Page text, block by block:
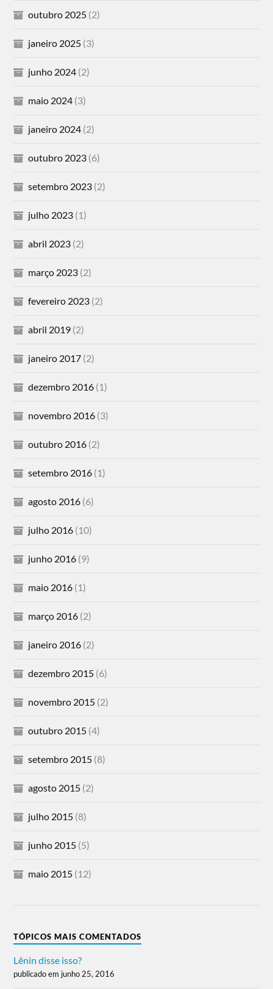
outubro 2025 (2)
janeiro 2025 (3)
junho 2024 (2)
maio 2024 (3)
janeiro 2024 (2)
outubro 2023 (6)
setembro 2023 (2)
julho 2023 (1)
abril 2023 (2)
março 2023 (2)
fevereiro 2023 (2)
abril 2019 (2)
janeiro 2017 (2)
dezembro 2016 (1)
novembro 2016 (3)
outubro 2016 (2)
setembro 2016 (1)
agosto 2016 (6)
julho 2016 (10)
junho 2016 (9)
maio 2016 (1)
março 2016 (2)
janeiro 2016 (2)
dezembro 2015 (6)
novembro 2015 (2)
outubro 2015 (4)
setembro 2015 (8)
agosto 2015 (2)
julho 2015 (8)
junho 2015 (5)
maio 2015 (12)
TÓPICOS MAIS COMENTADOS
Lênin disse isso?
publicado em junho 25, 2016